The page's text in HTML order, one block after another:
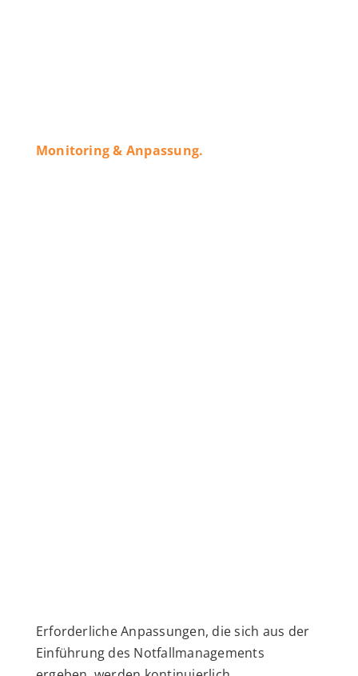
Monitoring & Anpassung.
Erforderliche Anpassungen, die sich aus der
Einführung des Notfallmanagements